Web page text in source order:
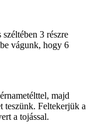
3 részre
vágunk, hogy 6
majd
teszünk. Feltekerjük a
a tojással.